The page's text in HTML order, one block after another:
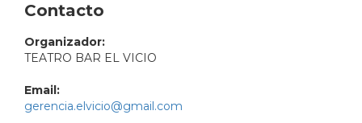
Contacto
Organizador:
TEATRO BAR EL VICIO
Email:
gerencia.elvicio@gmail.com